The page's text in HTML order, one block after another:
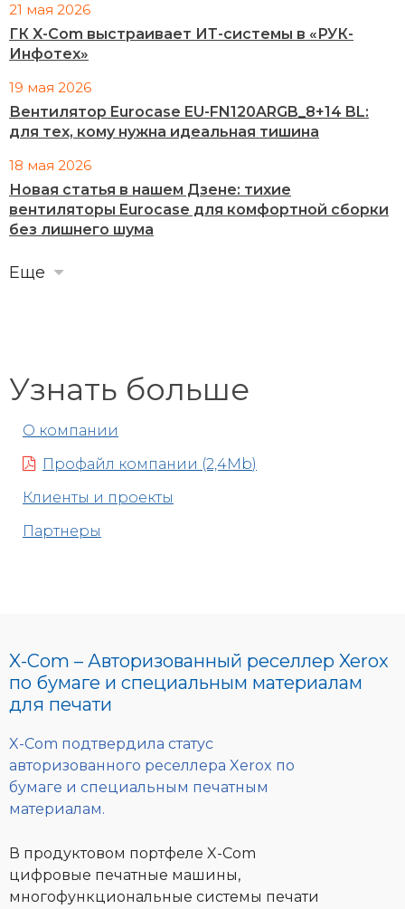
21 мая 2026
ГК X-Com выстраивает ИТ-системы в «РУК-
Инфотех»
19 мая 2026
Вентилятор Eurocase EU-FN120ARGB_8+14 BL:
для тех, кому нужна идеальная тишина
18 мая 2026
Новая статья в нашем Дзене: тихие
вентиляторы Eurocase для комфортной сборки
без лишнего шума
Еще
Узнать больше
О компании
Профайл компании (2,4Mb)
Клиенты и проекты
Партнеры
X-Com – Авторизованный реселлер Xerox
по бумаге и специальным материалам
для печати
X-Com подтвердила статус
авторизованного реселлера Xerox по
бумаге и специальным печатным
материалам.
В продуктовом портфеле X-Com
цифровые печатные машины,
многофункциональные системы печати